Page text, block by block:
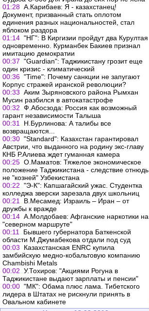
01:28 А.Карибаев: Я - казахстанец!
Документ, призванный стать оплотом
единения разных национальностей, стал
яблоком раздора
01:14 "НГ": В Киргизии пройдут два Курултая
одновременно. Курманбек Бакиев признал
имитацию демократии
00:37 "Guardian": Таджикистану грозит еще
один кризис - климатический
00:36 "Time": Почему санкции не запугают
Корпус стражей иранской революции?
00:33 Аким Зыряновского района Рымхан
Мусин разбился в автокатастрофе
00:32 Ф.Абосзода: Россия как возможный
гарант независимости Талыша
00:31
Н.Бурлинова: А талибы все
возвращаются...
00:30 "Standard": Казахстан гарантировал
Австрии, что выданного на родину экс-главу
КНБ Р.Алиева ждет гуманная камера
00:25 О.Маматов: Тяжелое экономическое
положение Таджикистана - следствие отнюдь
не "козней" Узбекистана
00:22 "Э-К": Капшагайский ужас. Студентка
колледжа зверски зарезала двух школьниц
00:21
В.Месамед: Израиль – Иран – от
дружбы к вражде
00:14 А.Молдобаев: Афганские наркотики на
"северном маршруте"
00:11
Бывшего губернатора Баткенской
области М.Джумабекова отдали под суд
00:03
Казахстанская ENRC купила
замбийскую медно-кобальтовую компанию
Chambishi Metals
00:02 У.Тохиров: "Акциями Рогуна в
Таджикистане выдают зарплаты и пенсии"
00:00 "МК": Обама плюс лама. Тибетского
лидера в Штатах не рискнули принять в
Овальном кабинете